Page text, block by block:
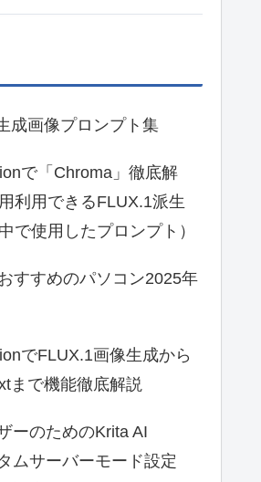
成画像プロンプト集
で「Chroma」徹底解
利用できるFLUX.1派生
で使用したプロンプト）
すすめのパソコン2025年
でFLUX.1画像生成から
まで機能徹底解説
ーのためのKrita AI
ムサーバーモード設定